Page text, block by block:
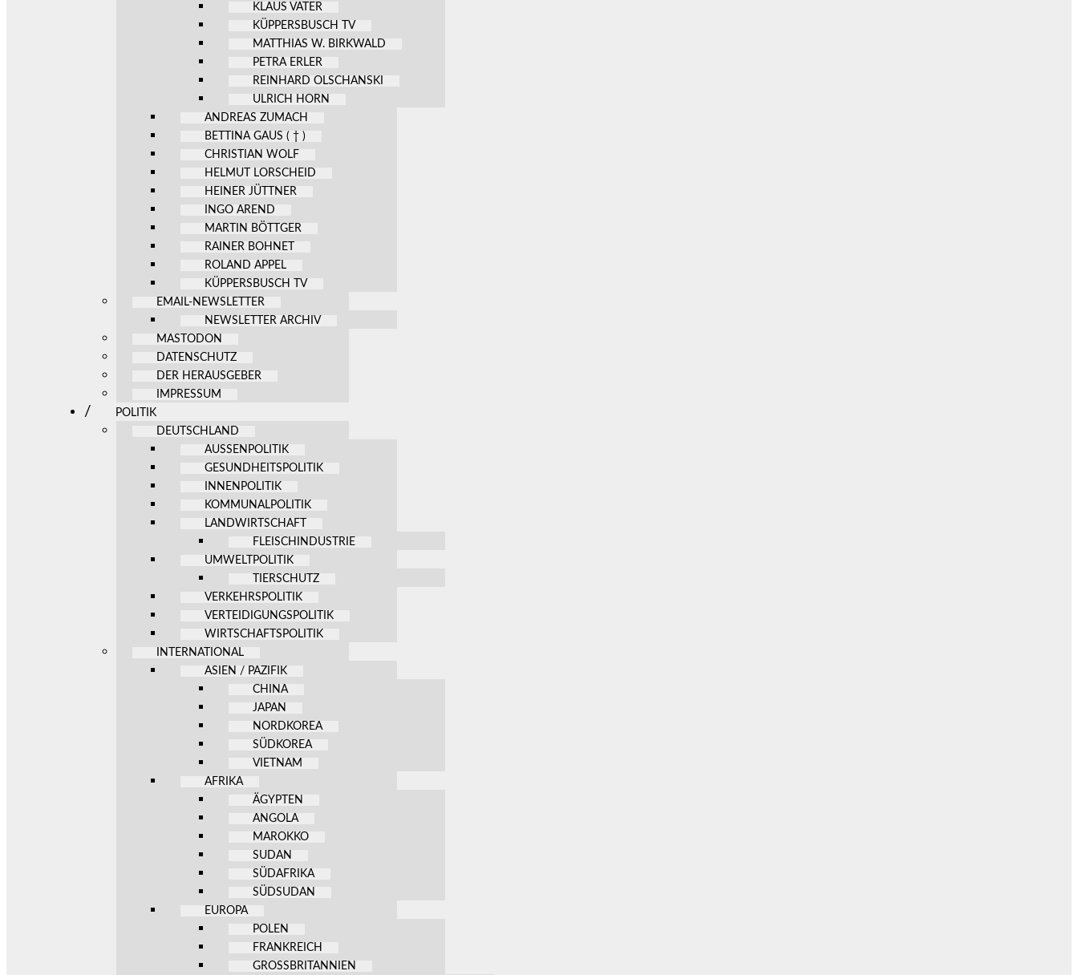
KLAUS VATER
KÜPPERSBUSCH TV
MATTHIAS W. BIRKWALD
PETRA ERLER
REINHARD OLSCHANSKI
ULRICH HORN
ANDREAS ZUMACH
BETTINA GAUS ( † )
CHRISTIAN WOLF
HELMUT LORSCHEID
HEINER JÜTTNER
INGO AREND
MARTIN BÖTTGER
RAINER BOHNET
ROLAND APPEL
KÜPPERSBUSCH TV
EMAIL-NEWSLETTER
NEWSLETTER ARCHIV
MASTODON
DATENSCHUTZ
DER HERAUSGEBER
IMPRESSUM
POLITIK
DEUTSCHLAND
AUSSENPOLITIK
GESUNDHEITSPOLITIK
INNENPOLITIK
KOMMUNALPOLITIK
LANDWIRTSCHAFT
FLEISCHINDUSTRIE
UMWELTPOLITIK
TIERSCHUTZ
VERKEHRSPOLITIK
VERTEIDIGUNGSPOLITIK
WIRTSCHAFTSPOLITIK
INTERNATIONAL
ASIEN / PAZIFIK
CHINA
JAPAN
NORDKOREA
SÜDKOREA
VIETNAM
AFRIKA
ÄGYPTEN
ANGOLA
MAROKKO
SUDAN
SÜDAFRIKA
SÜDSUDAN
EUROPA
POLEN
FRANKREICH
GROSSBRITANNIEN